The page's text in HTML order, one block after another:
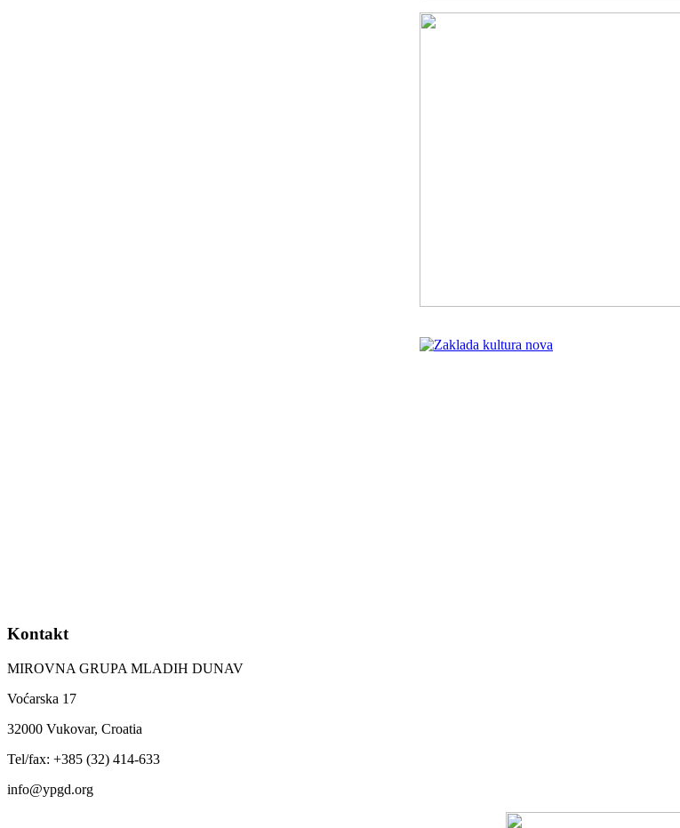
Kontakt
MIROVNA GRUPA MLADIH DUNAV
Voćarska 17
32000 Vukovar, Croatia
Tel/fax: +385 (32) 414-633
info@ypgd.org